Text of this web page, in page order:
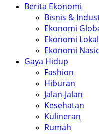
Berita Ekonomi
Bisnis &
Ekonomi
Ekonomi Lokal
Ekonomi
Gaya Hidup
Fashion
Hiburan
Jalan-Jalan
Kesehatan
Kulineran
Rumah